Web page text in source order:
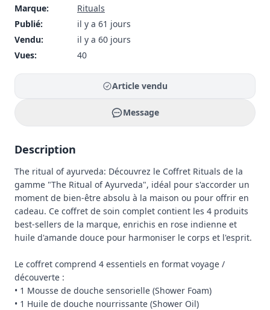
Marque:
Rituals
Publié:
il y a 61 jours
Vendu:
il y a 60 jours
Vues:
40
Article vendu
Message
Description
The ritual of ayurveda: Découvrez le Coffret Rituals de la
gamme "The Ritual of Ayurveda", idéal pour s'accorder un
moment de bien-être absolu à la maison ou pour offrir en
cadeau. Ce coffret de soin complet contient les 4 produits
best-sellers de la marque, enrichis en rose indienne et
huile d'amande douce pour harmoniser le corps et l'esprit.
Le coffret comprend 4 essentiels en format voyage /
découverte :
• 1 Mousse de douche sensorielle (Shower Foam)
• 1 Huile de douche nourrissante (Shower Oil)